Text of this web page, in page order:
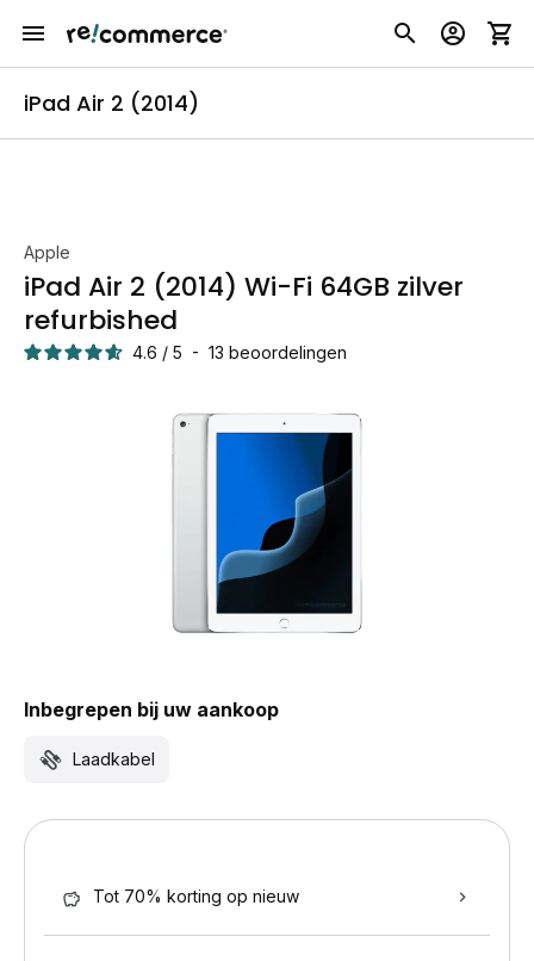
iPad Air 2 (2014)
Apple
iPad Air 2 (2014) Wi-Fi 64GB zilver
refurbished
4.6 / 5 - 13 beoordelingen
Inbegrepen bij uw aankoop
Laadkabel
Tot 70% korting op nieuw